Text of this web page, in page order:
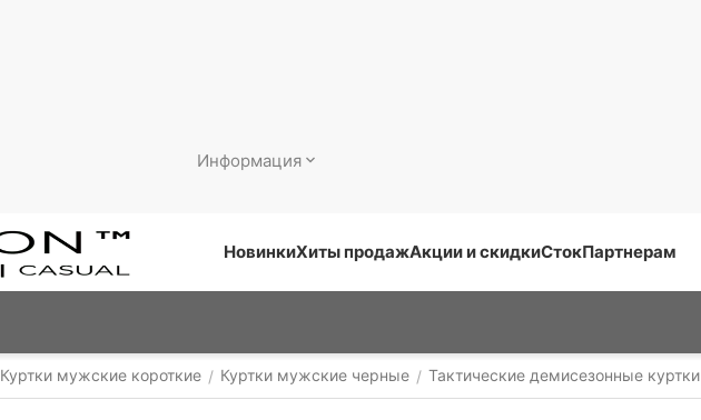
Информация
НовинкиХиты продажАкции и скидкиСтокПартнерам
Куртки мужские короткие / Куртки мужские черные / Тактические демисезонные куртки